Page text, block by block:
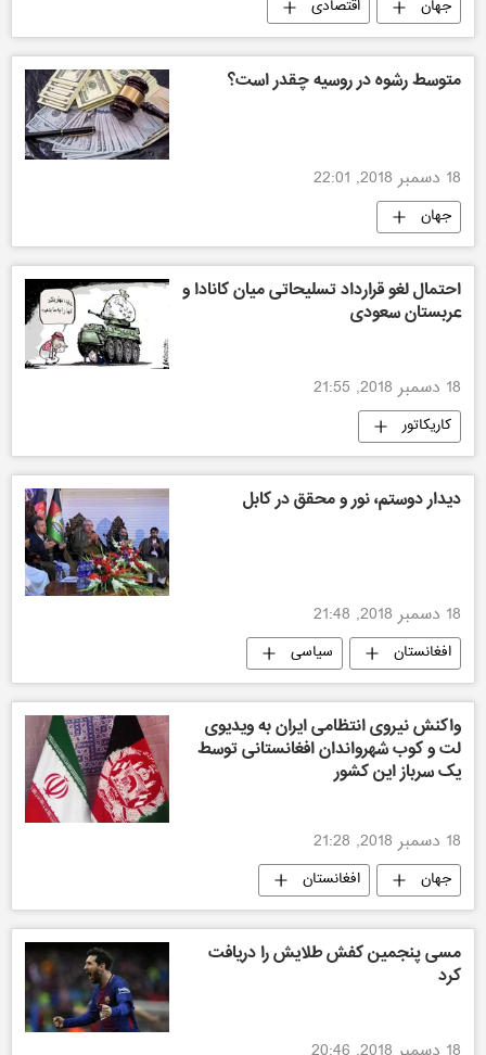
جهان اقتصادی
متوسط رشوه در روسیه چقدر است؟
18 دسمبر 2018, 22:01
جهان
احتمال لغو قرارداد تسلیحاتی میان کانادا و
عربستان سعودی
18 دسمبر 2018, 21:55
کاریکاتور
دیدار دوستم، نور و محقق در کابل
18 دسمبر 2018, 21:48
افغانستان سیاسی
واکنش نیروی انتظامی ایران به ویدیوی
لت و کوب شهرواندان افغانستانی توسط
یک سرباز این کشور
18 دسمبر 2018, 21:28
جهان افغانستان
مسی پنجمین کفش طلایش را دریافت
کرد